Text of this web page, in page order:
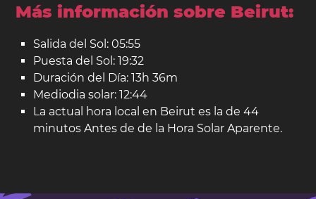
Más información sobre Beirut:
Salida del Sol: 05:55
Puesta del Sol: 19:32
Duración del Día: 13h 36m
Mediodia solar: 12:44
La actual hora local en Beirut es la de 44
minutos Antes de de la Hora Solar Aparente.